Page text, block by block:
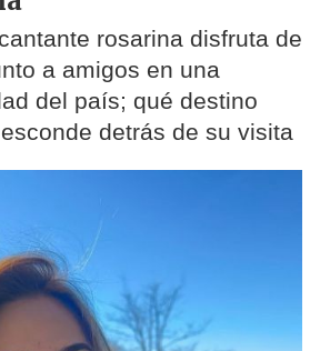
rosarina disfruta de
a amigos en una
del país; qué destino
detrás de su visita